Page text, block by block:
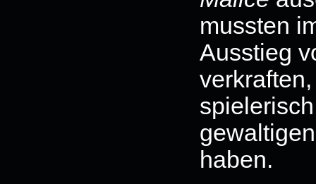
mussten
Ausstieg
haben.